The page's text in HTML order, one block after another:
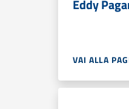
Eddy
VAI ALLA